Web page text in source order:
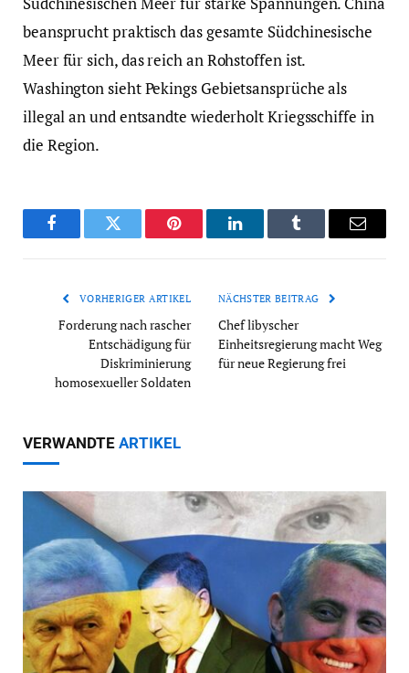
beansprucht praktisch das gesamte Südchinesische
Meer für sich, das reich an Rohstoffen ist.
Washington sieht Pekings Gebietsansprüche als
illegal an und entsandte wiederholt Kriegsschiffe in
die Region.
FacebookTwitter Pinterest LinkedInTumblr Email
VORHERIGER ARTIKEL
Forderung nach rascher
Entschädigung für
Diskriminierung
homosexueller Soldaten
NÄCHSTER BEITRAG
Chef libyscher
Einheitsregierung macht Weg
für neue Regierung frei
VERWANDTE ARTIKEL